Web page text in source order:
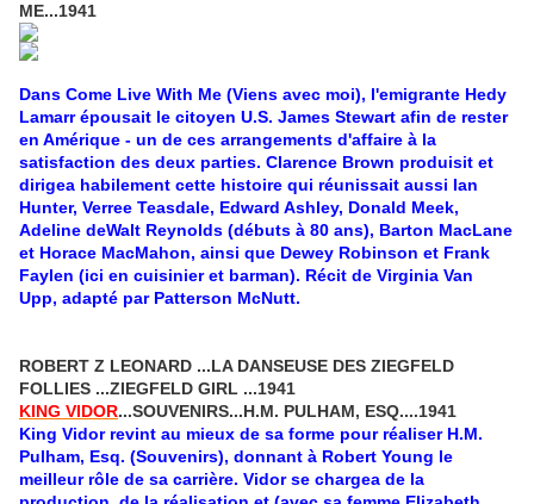
ME...1941
Dans Come Live With Me (Viens avec moi), l'emigrante Hedy
Lamarr épousait le citoyen U.S. James Stewart afin de rester
en Amérique - un de ces arrangements d'affaire à la
satisfaction des deux parties. Clarence Brown produisit et
dirigea habilement cette histoire qui réunissait aussi Ian
Hunter, Verree Teasdale, Edward Ashley, Donald Meek,
Adeline deWalt Reynolds (débuts à 80 ans), Barton MacLane
et Horace MacMahon, ainsi que Dewey Robinson et Frank
Faylen (ici en cuisinier et barman). Récit de Virginia Van
Upp, adapté par Patterson McNutt.
ROBERT Z LEONARD ...LA DANSEUSE DES ZIEGFELD
FOLLIES ...ZIEGFELD GIRL ...1941
KING VIDOR...SOUVENIRS...H.M. PULHAM, ESQ....1941
King Vidor revint au mieux de sa forme pour réaliser H.M.
Pulham, Esq. (Souvenirs), donnant à Robert Young le
meilleur rôle de sa carrière. Vidor se chargea de la